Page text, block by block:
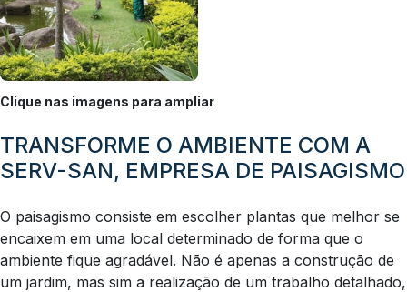
Clique nas imagens para ampliar
TRANSFORME O AMBIENTE COM A
SERV-SAN, EMPRESA DE PAISAGISMO
O paisagismo consiste em escolher plantas que melhor se
encaixem em uma local determinado de forma que o
ambiente fique agradável. Não é apenas a construção de
um jardim, mas sim a realização de um trabalho detalhado,